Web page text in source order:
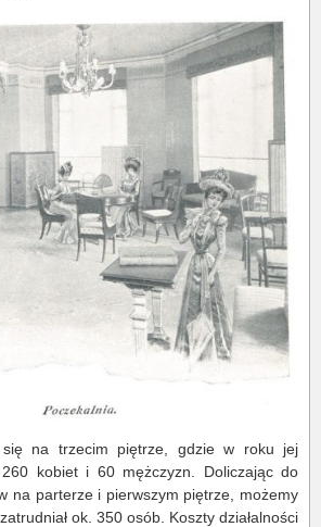
się na trzecim piętrze, gdzie w roku jej
260 kobiet i 60 mężczyzn. Doliczając do
na parterze i pierwszym piętrze, możemy
ok. 350 osób. Koszty działalności